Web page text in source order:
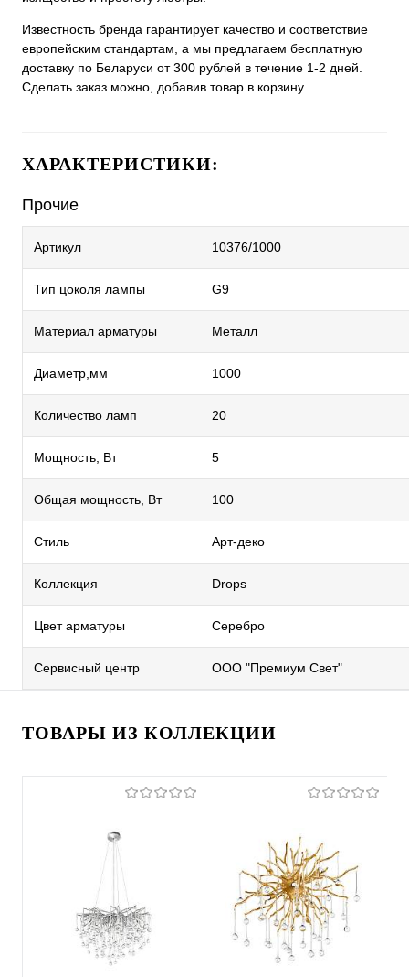
Известность бренда гарантирует качество и соответствие
европейским стандартам, а мы предлагаем бесплатную
доставку по Беларуси от 300 рублей в течение 1-2 дней.
Сделать заказ можно, добавив товар в корзину.
ХАРАКТЕРИСТИКИ:
Прочие
Артикул 10376/1000
Тип цоколя лампы G9
Материал арматуры Металл
Диаметр,мм 1000
Количество ламп 20
Мощность, Вт 5
Общая мощность, Вт 100
Стиль Арт-деко
Коллекция Drops
Цвет арматуры Серебро
Сервисный центр ООО "Премиум Свет"
ТОВАРЫ ИЗ КОЛЛЕКЦИИ